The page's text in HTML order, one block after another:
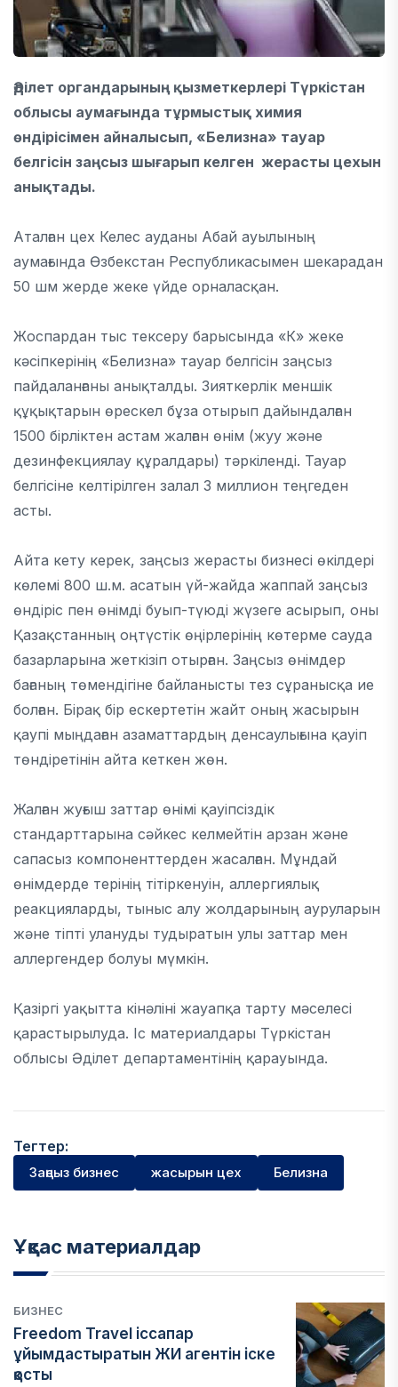
Әділет органдарының қызметкерлері Түркістан
облысы аумағында тұрмыстық химия
өндірісімен айналысып, «Белизна» тауар
белгісін заңсыз шығарып келген жерасты цехын
анықтады.
Аталған цех Келес ауданы Абай ауылының
аумағында Өзбекстан Республикасымен шекарадан
50 шм жерде жеке үйде орналасқан.
Жоспардан тыс тексеру барысында «К» жеке
кәсіпкерінің «Белизна» тауар белгісін заңсыз
пайдаланғаны анықталды. Зияткерлік меншік
құқықтарын өрескел бұза отырып дайындалған
1500 бірліктен астам жалған өнім (жуу және
дезинфекциялау құралдары) тәркіленді. Тауар
белгісіне келтірілген залал 3 миллион теңгеден
асты.
Айта кету керек, заңсыз жерасты бизнесі өкілдері
көлемі 800 ш.м. асатын үй-жайда жаппай заңсыз
өндіріс пен өнімді буып-түюді жүзеге асырып, оны
Қазақстанның оңтүстік өңірлерінің көтерме сауда
базарларына жеткізіп отырған. Заңсыз өнімдер
бағаның төмендігіне байланысты тез сұранысқа ие
болған. Бірақ бір ескертетін жайт оның жасырын
қаупі мыңдаған азаматтардың денсаулығына қауіп
төндіретінін айта кеткен жөн.
Жалған жуғыш заттар өнімі қауіпсіздік
стандарттарына сәйкес келмейтін арзан және
сапасыз компоненттерден жасалған. Мұндай
өнімдерде терінің тітіркенуін, аллергиялық
реакцияларды, тыныс алу жолдарының ауруларын
және тіпті улануды тудыратын улы заттар мен
аллергендер болуы мүмкін.
Қазіргі уақытта кінәліні жауапқа тарту мәселесі
қарастырылуда. Іс материалдары Түркістан
облысы Әділет департаментінің қарауында.
Тегтер:
Заңсыз бизнес жасырын цех Белизна
Ұқсас материалдар
БИЗНЕС
Freedom Travel іссапар
ұйымдастыратын ЖИ агентін іске
қосты